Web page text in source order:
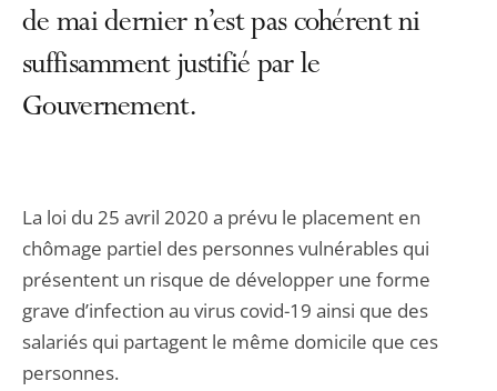
de mai dernier n’est pas cohérent ni
suffisamment justifié par le
Gouvernement.
La loi du 25 avril 2020 a prévu le placement en
chômage partiel des personnes vulnérables qui
présentent un risque de développer une forme
grave d’infection au virus covid-19 ainsi que des
salariés qui partagent le même domicile que ces
personnes.